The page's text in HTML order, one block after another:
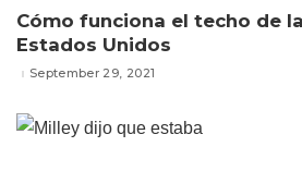
Cómo funciona el techo de
Estados Unidos
September 29, 2021